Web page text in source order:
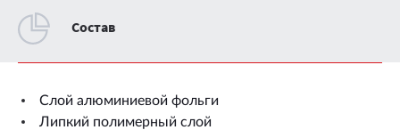
Cостав
Слой алюминиевой фольги
Липкий полимерный слой